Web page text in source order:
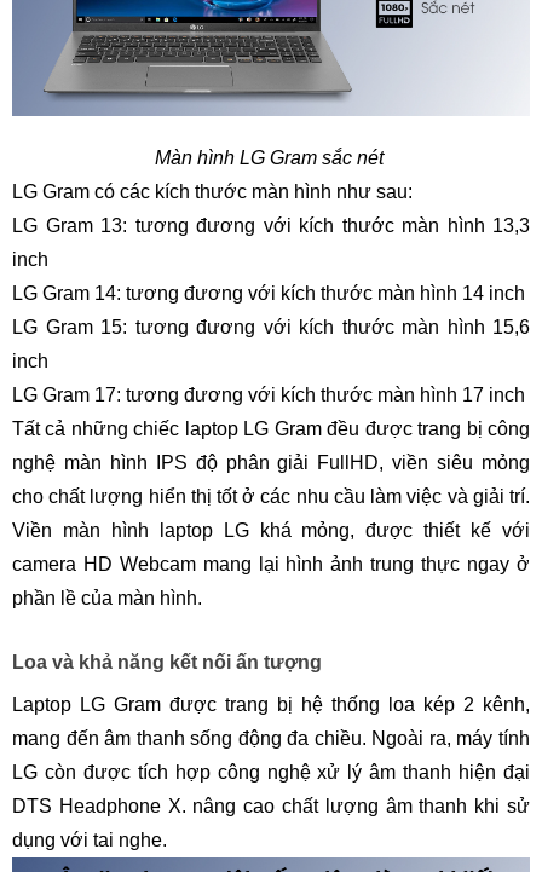
Màn hình LG Gram sắc nét
LG Gram có các kích thước màn hình như sau:
LG Gram 13: tương đương với kích thước màn hình 13,3
inch
LG Gram 14: tương đương với kích thước màn hình 14 inch
LG Gram 15: tương đương với kích thước màn hình 15,6
inch
LG Gram 17: tương đương với kích thước màn hình 17 inch
Tất cả những chiếc laptop LG Gram đều được trang bị công
nghệ màn hình IPS độ phân giải FullHD, viền siêu mỏng
cho chất lượng hiển thị tốt ở các nhu cầu làm việc và giải trí.
Viền màn hình laptop LG khá mỏng, được thiết kế với
camera HD Webcam mang lại hình ảnh trung thực ngay ở
phần lề của màn hình.
Loa và khả năng kết nối ấn tượng
Laptop LG Gram được trang bị hệ thống loa kép 2 kênh,
mang đến âm thanh sống động đa chiều. Ngoài ra, máy tính
LG còn được tích hợp công nghệ xử lý âm thanh hiện đại
DTS Headphone X. nâng cao chất lượng âm thanh khi sử
dụng với tai nghe.